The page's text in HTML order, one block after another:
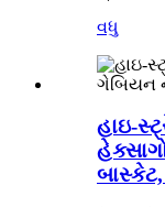
વધુ
હાઇ-